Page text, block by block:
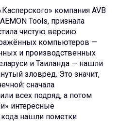
компания AVB
Tools, признала
чистую версию
компьютеров —
и производственных
и Таиланда — нашли
зловред. Это значит,
сначала
всех подряд, а потом
интересные
кода нашли пометки